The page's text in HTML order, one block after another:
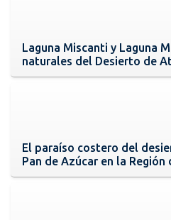
Laguna Miscanti y Laguna
naturales del Desierto de
El paraíso costero del
Pan de Azúcar en la Región